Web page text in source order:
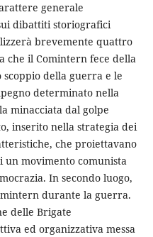
generale
dibattiti storiografici
brevemente quattro
che il Comintern fece della
della guerra e le
determinato nella
minacciata dal golpe
inserito nella strategia dei
che proiettavano
un movimento comunista
In secondo luogo,
durante la guerra.
delle Brigate
ed organizzativa messa